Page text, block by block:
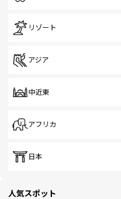
リゾート
アジア
中近東
アフリカ
日本
人気スポット